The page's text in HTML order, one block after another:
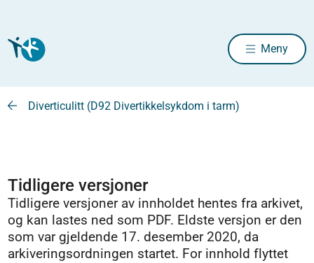
Meny
Diverticulitt (D92 Divertikkelsykdom i tarm)
Tidligere versjoner
Tidligere versjoner av innholdet hentes fra arkivet,
og kan lastes ned som PDF. Eldste versjon er den
som var gjeldende 17. desember 2020, da
arkiveringsordningen startet. For innhold flyttet